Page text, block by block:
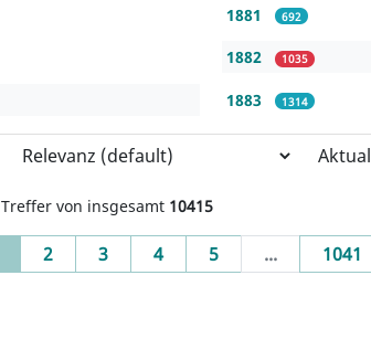
1881 692
1882 1035
1883 1314
Treffer von insgesamt 10415
(current)
2 3 4 5 ... 1041